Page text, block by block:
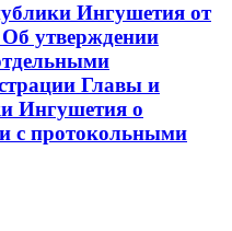
Ингушетия от
утверждении
Главы и
Ингушетия о
с протокольными